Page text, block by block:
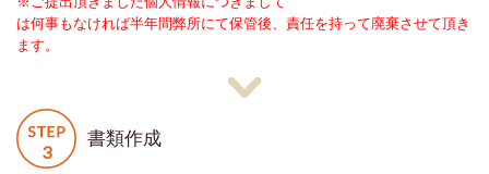
は何事もなければ半年間弊所にて保管後、責任を持って廃棄させて頂き
ます。
書類作成